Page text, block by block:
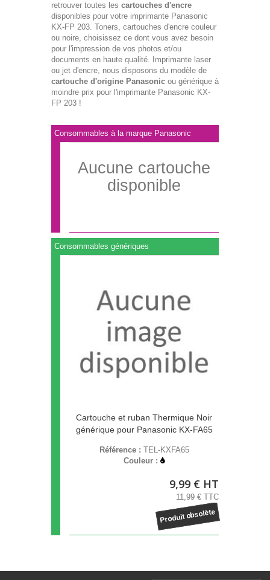
retrouver toutes les cartouches d'encre
disponibles pour votre imprimante Panasonic
KX-FP 203. Toners, cartouches d'encre couleur
ou noire, choisissez ce dont vous avez besoin
pour l'impression de vos photos et/ou
documents en haute qualité. Imprimante laser
ou jet d'encre, nous disposons du modèle de
cartouche d'origine Panasonic ou générique à
moindre prix pour l'imprimante Panasonic KX-
FP 203 !
Consommables à la marque Panasonic
Aucune cartouche
disponible
Consommables génériques
Cartouche et ruban Thermique Noir
générique pour Panasonic KX-FA65
Référence : TEL-KXFA65
Couleur :
9,99 € HT
11,99 € TTC
Produit obsolète